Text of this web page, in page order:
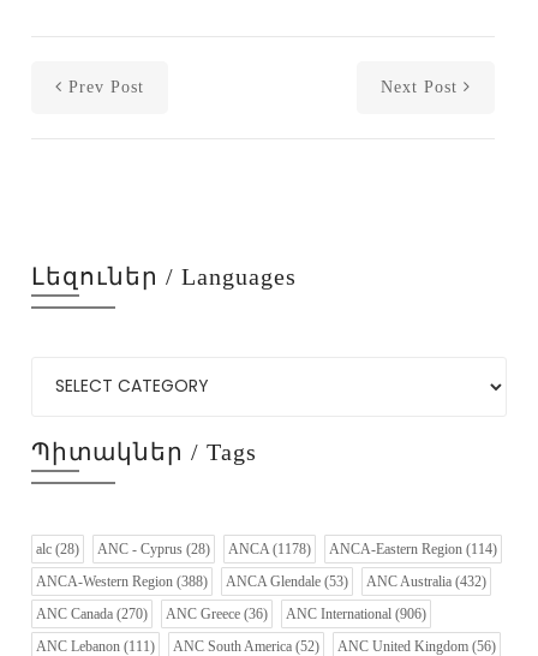
Prev Post Next Post
Լեզուներ / Languages
Պիտակներ / Tags
alc (28) ANC - Cyprus (28) ANCA (1178) ANCA-Eastern Region (114)
ANCA-Western Region (388) ANCA Glendale (53) ANC Australia (432)
ANC Canada (270) ANC Greece (36) ANC International (906)
ANC Lebanon (111) ANC South America (52) ANC United Kingdom (56)